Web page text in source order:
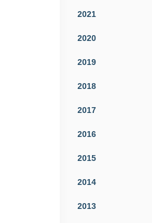
2021
2020
2019
2018
2017
2016
2015
2014
2013